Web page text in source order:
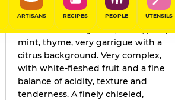
ARTISANS RECIPES PEOPLE UTENSILS
GAULT&MILLAU'S REVIEW
2026
But what a lovely nose, eucalyptus,
mint, thyme, very garrigue with a
citrus background. Very complex,
with white-fleshed fruit and a fine
balance of acidity, texture and
tenderness. A finely chiseled,